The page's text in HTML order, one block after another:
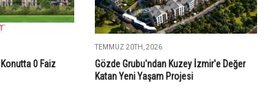
Konutta 0 Faiz
TEMMUZ 20TH, 2026
Gözde Grubu'ndan Kuzey İzmir'e Değer
Katan Yeni Yaşam Projesi